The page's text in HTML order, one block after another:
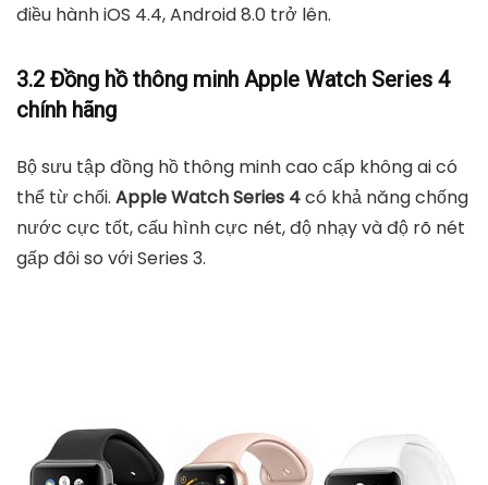
điều hành iOS 4.4, Android 8.0 trở lên.
3.2 Đồng hồ thông minh Apple Watch Series 4
chính hãng
Bộ sưu tập đồng hồ thông minh cao cấp không ai có
thể từ chối. Apple Watch Series 4có khả năng chống
nước cực tốt, cấu hình cực nét, độ nhạy và độ rõ nét
gấp đôi so với Series 3.